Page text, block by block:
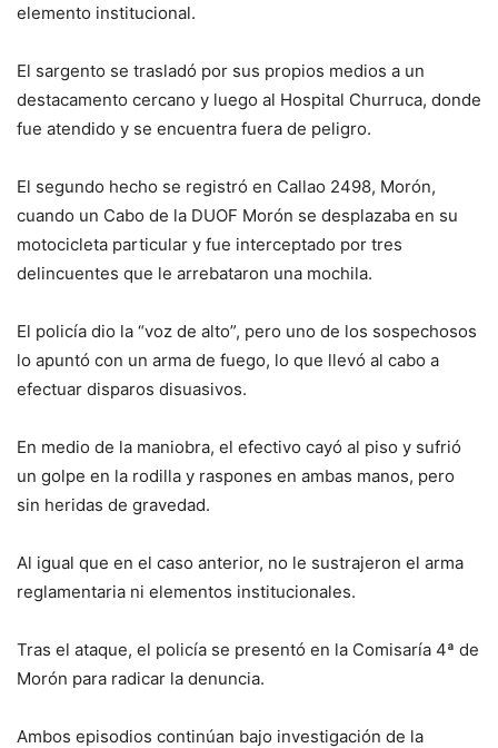
elemento institucional.
El sargento se trasladó por sus propios medios a un
destacamento cercano y luego al Hospital Churruca, donde
fue atendido y se encuentra fuera de peligro.
El segundo hecho se registró en Callao 2498, Morón,
cuando un Cabo de la DUOF Morón se desplazaba en su
motocicleta particular y fue interceptado por tres
delincuentes que le arrebataron una mochila.
El policía dio la “voz de alto”, pero uno de los sospechosos
lo apuntó con un arma de fuego, lo que llevó al cabo a
efectuar disparos disuasivos.
En medio de la maniobra, el efectivo cayó al piso y sufrió
un golpe en la rodilla y raspones en ambas manos, pero
sin heridas de gravedad.
Al igual que en el caso anterior, no le sustrajeron el arma
reglamentaria ni elementos institucionales.
Tras el ataque, el policía se presentó en la Comisaría 4ª de
Morón para radicar la denuncia.
Ambos episodios continúan bajo investigación de la